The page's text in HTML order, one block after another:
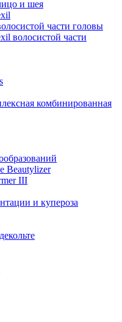
и шея
части головы
волосистой части
комбинированная
Beautylizer
III
и купероза